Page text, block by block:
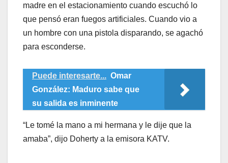
madre en el estacionamiento cuando escuchó lo
que pensó eran fuegos artificiales. Cuando vio a
un hombre con una pistola disparando, se agachó
para esconderse.
Puede interesarte... Omar
González: Maduro sabe que
su salida es inminente
“Le tomé la mano a mi hermana y le dije que la
amaba”, dijo Doherty a la emisora KATV.